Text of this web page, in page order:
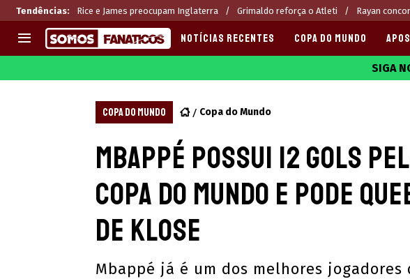
Tendências: Rice e James preocupam Inglaterra Grimaldo reforça o Atleti Rayan
CHAMPIONS LEAGUE
PREMIER LEAGUE
LIGA PORTUGUESA
Melhores sites de apostas 2025
Últimas
CASAS DE APOSTAS
CÓDIGOS e OFERTAS
APPS
NOTÍCIAS RECENTES COPA DO MUNDO
SIGA
COPA DO MUNDO Copa do Mundo
Mbappé possui 12 gols
Copa do Mundo e pode
de Klose
Mbappé já é um dos melhores